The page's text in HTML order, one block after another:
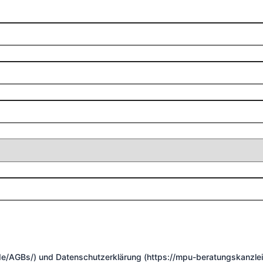
AGBs/) und Datenschutzerklärung (https://mpu-